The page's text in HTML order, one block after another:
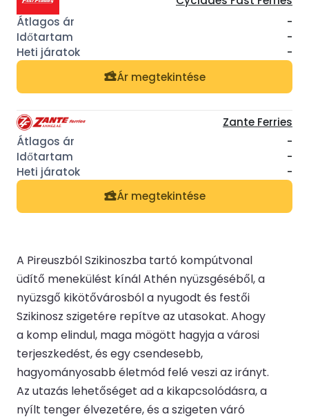
-
-
-
Ár megtekintése
Zante Ferries
-
-
-
Ár megtekintése
A Pireuszból Szikinoszba tartó kompútvonal
üdítő menekülést kínál Athén nyüzsgéséből, a
nyüzsgő kikötővárosból a nyugodt és festői
Szikinosz szigetére repítve az utasokat. Ahogy
a komp elindul, maga mögött hagyja a városi
terjeszkedést, és egy csendesebb,
hagyományosabb életmód felé veszi az irányt.
Az utazás lehetőséget ad a kikapcsolódásra, a
nyílt tenger élvezetére, és a szigeten váró